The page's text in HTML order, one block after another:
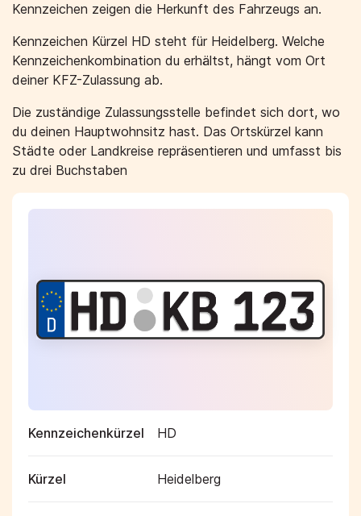
Kennzeichen zeigen die Herkunft des Fahrzeugs an.
Kennzeichen Kürzel HD steht für Heidelberg. Welche
Kennzeichenkombination du erhältst, hängt vom Ort
deiner KFZ-Zulassung ab.
Die zuständige Zulassungsstelle befindet sich dort, wo
du deinen Hauptwohnsitz hast. Das Ortskürzel kann
Städte oder Landkreise repräsentieren und umfasst bis
zu drei Buchstaben
Kennzeichenkürzel HD
Kürzel Heidelberg